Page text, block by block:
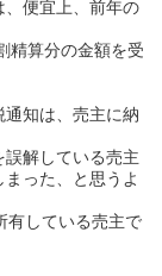
、便宜上、前年の
精算分の金額を受
知は、売主に納
解している売主
った、と思うよ
有している売主で